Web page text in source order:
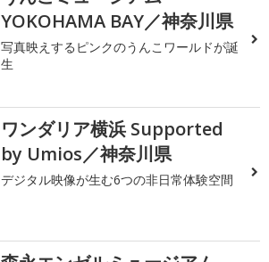
YOKOHAMA BAY／神奈川県
写真映えするピンクのうんこワールドが誕
生
ワンダリア横浜 Supported
by Umios／神奈川県
デジタル映像が生む6つの非日常体験空間